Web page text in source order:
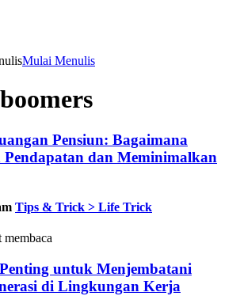
Mulai Menulis
Pensiun: Bagaimana
dan Meminimalkan
Tips & Trick > Life Trick
membaca
untuk Menjembatani
di Lingkungan Kerja